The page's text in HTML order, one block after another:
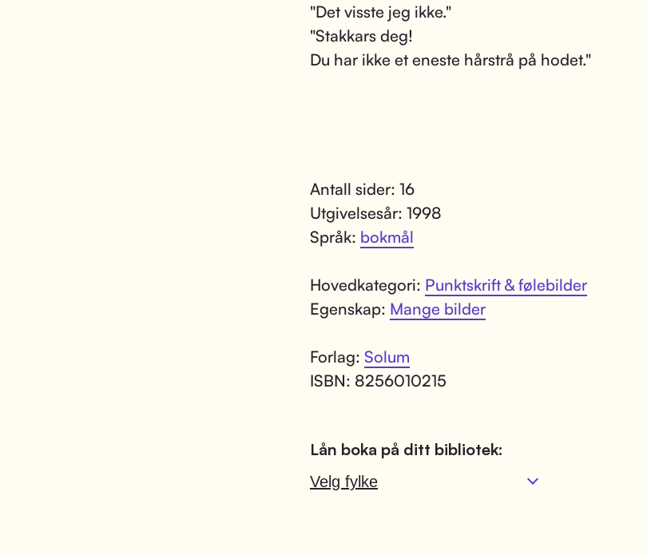
"Det visste jeg ikke."
"Stakkars deg!
Du har ikke et eneste hårstrå på hodet."
Antall sider: 16
Utgivelsesår: 1998
Språk: bokmål
Hovedkategori: Punktskrift & følebilder
Egenskap: Mange bilder
Forlag: Solum
ISBN: 8256010215
Lån boka på ditt bibliotek:
Velg fylke